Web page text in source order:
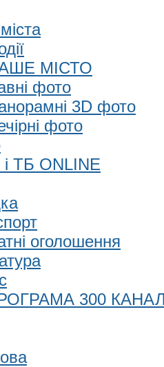
МІСТО
фото
3D фото
фото
і ТБ ONLINE
оголошення
300